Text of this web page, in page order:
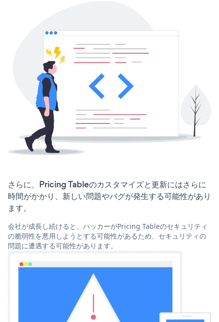
さらに、Pricing Tableのカスタマイズと更新にはさらに
時間がかかり、新しい問題やバグが発生する可能性があり
ます。
会社が成長し続けると、ハッカーがPricing Tableのセキュリティ
の脆弱性を悪用しようとする可能性があるため、セキュリティの
問題に遭遇する可能性があります。